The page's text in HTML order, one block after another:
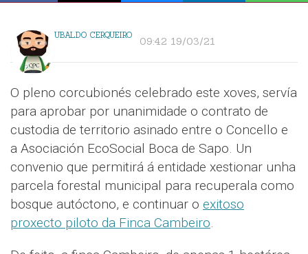
UBALDO CERQUEIRO 09:42 19/03/21
O pleno corcubionés celebrado este xoves, servía
para aprobar por unanimidade o contrato de
custodia de territorio asinado entre o Concello e
a Asociación EcoSocial Boca de Sapo. Un
convenio que permitirá á entidade xestionar unha
parcela forestal municipal para recuperala como
bosque autóctono, e continuar o exitoso
proxecto piloto da Finca Cambeiro